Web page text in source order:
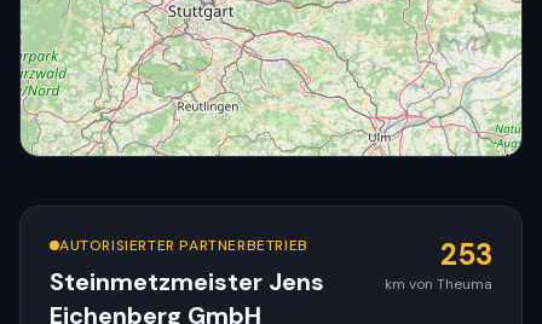
AUTORISIERTER PARTNERBETRIEB
Steinmetzmeister Jens
Eichenberg GmbH
253
km von Theuma